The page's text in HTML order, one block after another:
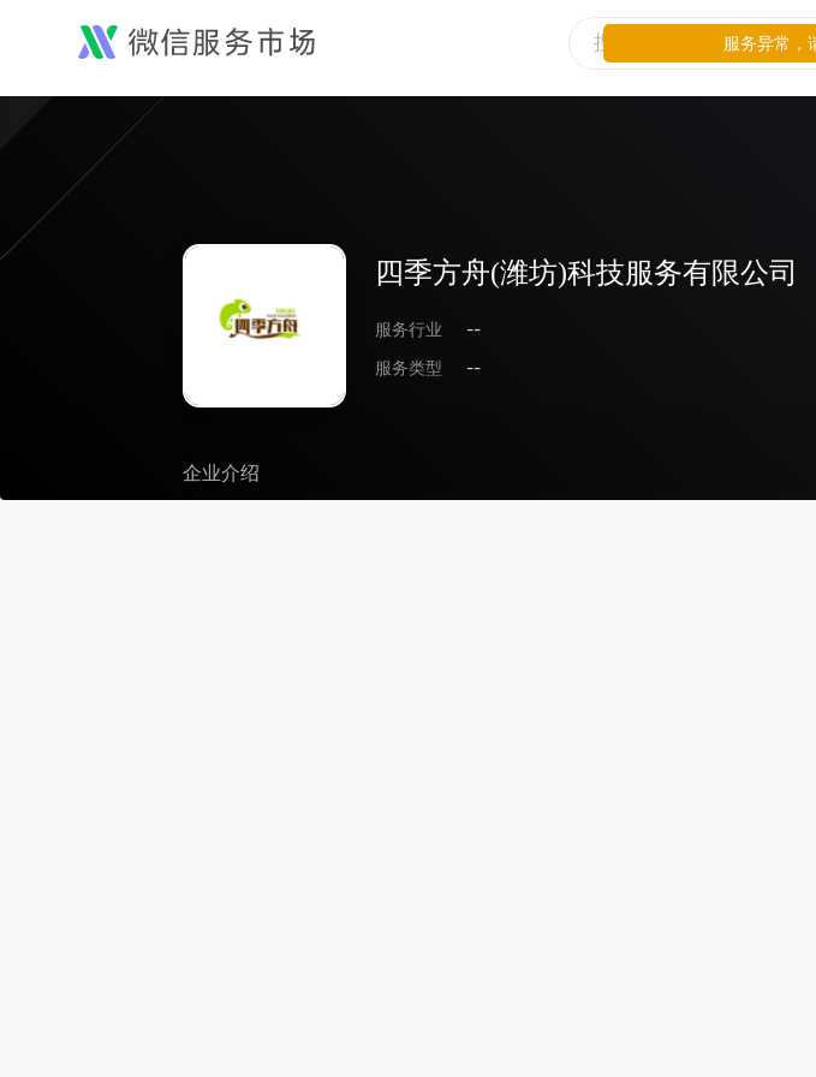
四季方舟(潍坊)科技服务有限公司
服务行业
--
服务类型
--
企业介绍
服务异常，